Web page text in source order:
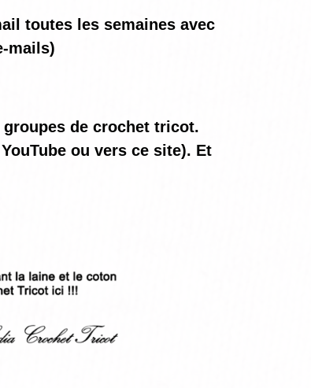
toutes les semaines avec
mails)
de crochet tricot.
ou vers ce site). Et